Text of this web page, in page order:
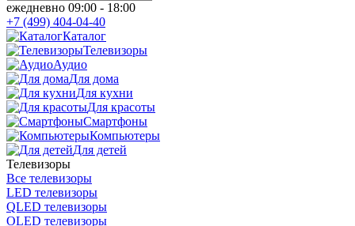
ежедневно 09:00 - 18:00
+7 (499) 404-04-40
Каталог
Телевизоры
Аудио
Для дома
Для кухни
Для красоты
Смартфоны
Компьютеры
Для детей
Телевизоры
Все телевизоры
LED телевизоры
QLED телевизоры
OLED телевизоры